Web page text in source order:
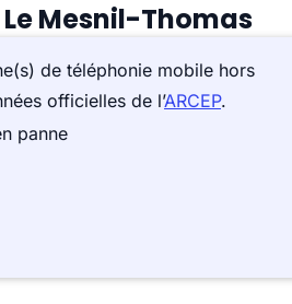
Mesnil-Thomas
de téléphonie mobile hors
officielles de l’ARCEP.
panne